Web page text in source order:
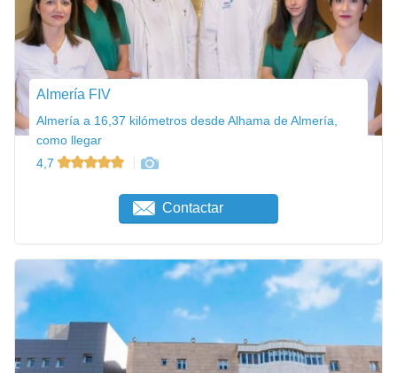
Almería FIV
Almería a 16,37 kilómetros desde Alhama de Almería,
como llegar
4,7
Contactar